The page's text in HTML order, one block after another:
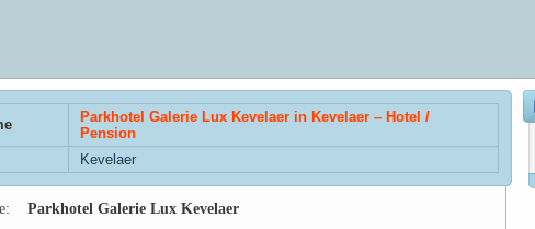
Parkhotel Galerie Lux Kevelaer in Kevelaer – Hotel /
Pension
Kevelaer
Parkhotel Galerie Lux Kevelaer